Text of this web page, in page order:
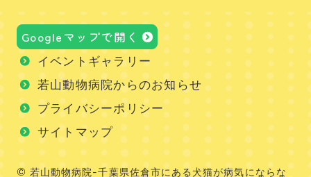
Googleマップで開く
イベントギャラリー
若山動物病院からのお知らせ
プライバシーポリシー
サイトマップ
若山動物病院-千葉県佐倉市にある犬猫が病気にならな